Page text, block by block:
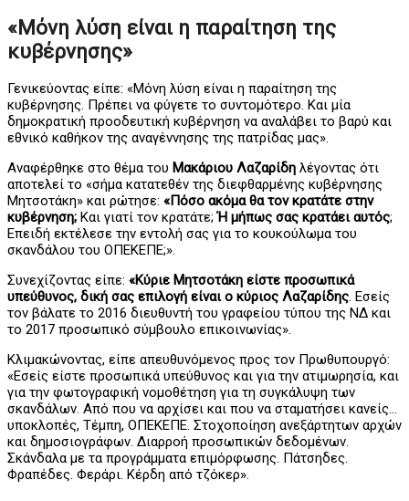
«Μόνη λύση είναι η παραίτηση της
κυβέρνησης»
Γενικεύοντας είπε: «Μόνη λύση είναι η παραίτηση της
κυβέρνησης. Πρέπει να φύγετε το συντομότερο. Και μία
δημοκρατική προοδευτική κυβέρνηση να αναλάβει το βαρύ και
εθνικό καθήκον της αναγέννησης της πατρίδας μας».
Αναφέρθηκε στο θέμα του Μακάριου Λαζαρίδη λέγοντας ότι
αποτελεί το «σήμα κατατεθέν της διεφθαρμένης κυβέρνησης
Μητσοτάκη» και ρώτησε: «Πόσο ακόμα θα τον κρατάτε στην
κυβέρνηση; Και γιατί τον κρατάτε;Ή μήπως σας κρατάει αυτός;
Επειδή εκτέλεσε την εντολή σας για το κουκούλωμα του
σκανδάλου του ΟΠΕΚΕΠΕ;».
Συνεχίζοντας είπε: «Κύριε Μητσοτάκη είστε προσωπικά
υπεύθυνος, δική σας επιλογή είναι ο κύριος Λαζαρίδης . Εσείς
τον βάλατε το 2016 διευθυντή του γραφείου τύπου της ΝΔ και
το 2017 προσωπικό σύμβουλο επικοινωνίας».
Κλιμακώνοντας, είπε απευθυνόμενος προς τον Πρωθυπουργό:
«Εσείς είστε προσωπικά υπεύθυνος και για την ατιμωρησία, και
για την φωτογραφική νομοθέτηση για τη συγκάλυψη των
σκανδάλων. Από που να αρχίσει και που να σταματήσει κανείς…
υποκλοπές, Τέμπη, ΟΠΕΚΕΠΕ. Στοχοποίηση ανεξάρτητων αρχών
και δημοσιογράφων. Διαρροή προσωπικών δεδομένων.
Σκάνδαλα με τα προγράμματα επιμόρφωσης. Πάτσηδες.
Φραπέδες. Φεράρι. Κέρδη από τζόκερ».